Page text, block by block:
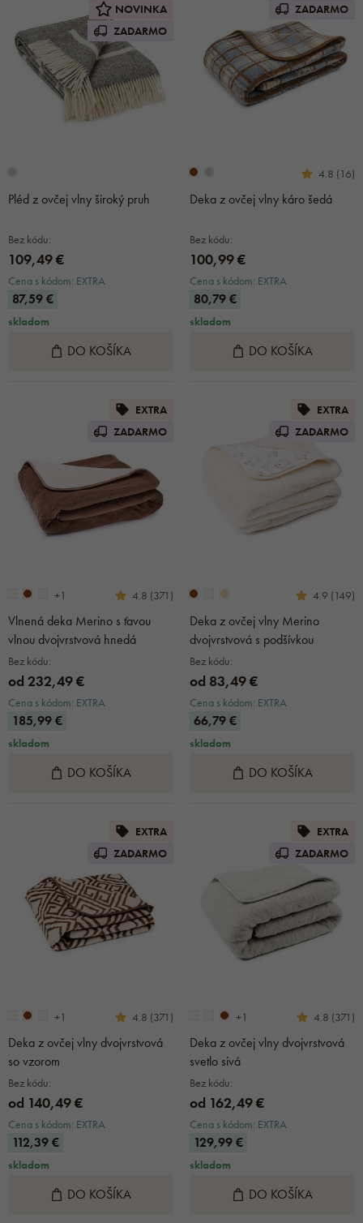
NOVINKA
ZADARMO
Pléd z ovčej vlny široký pruh
Bez kódu:
109,49 €
Cena s kódom: EXTRA
87,59 €
skladom
DO KOŠÍKA
ZADARMO
4.8 (16)
Deka z ovčej vlny káro šedá
Bez kódu:
100,99 €
Cena s kódom: EXTRA
80,79 €
skladom
DO KOŠÍKA
EXTRA
ZADARMO
+1 4.8 (371)
Vlnená deka Merino s ťavou
vlnou dvojvrstvová hnedá
Bez kódu:
od 232,49 €
Cena s kódom: EXTRA
185,99 €
skladom
DO KOŠÍKA
EXTRA
ZADARMO
4.9 (149)
Deka z ovčej vlny Merino
dvojvrstvová s podšívkou
Bez kódu:
od 83,49 €
Cena s kódom: EXTRA
66,79 €
skladom
DO KOŠÍKA
EXTRA
ZADARMO
+1 4.8 (371)
Deka z ovčej vlny dvojvrstvová
so vzorom
Bez kódu:
od 140,49 €
Cena s kódom: EXTRA
112,39 €
skladom
DO KOŠÍKA
EXTRA
ZADARMO
+1 4.8 (371)
Deka z ovčej vlny dvojvrstvová
svetlo sivá
Bez kódu:
od 162,49 €
Cena s kódom: EXTRA
129,99 €
skladom
DO KOŠÍKA